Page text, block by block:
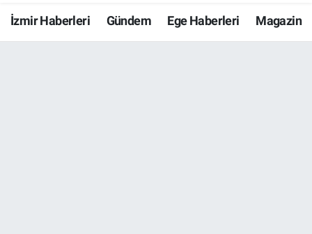
İzmir Haberleri Gündem Ege Haberleri Magazin
Resmi İlanlar